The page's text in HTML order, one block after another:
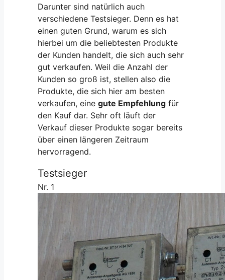
Darunter sind natürlich auch
verschiedene Testsieger. Denn es hat
einen guten Grund, warum es sich
hierbei um die beliebtesten Produkte
der Kunden handelt, die sich auch sehr
gut verkaufen. Weil die Anzahl der
Kunden so groß ist, stellen also die
Produkte, die sich hier am besten
verkaufen, einegute Empfehlung für
den Kauf dar. Sehr oft läuft der
Verkauf dieser Produkte sogar bereits
über einen längeren Zeitraum
hervorragend.
Testsieger
Nr. 1